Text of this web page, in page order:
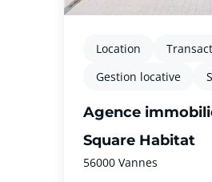
Location
Gestion locative
Agence
Square Habitat
56000 Vannes